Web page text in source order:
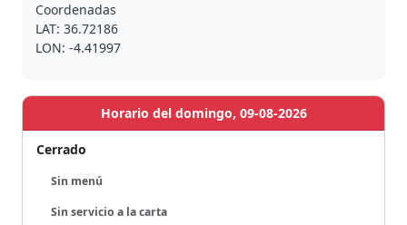
Coordenadas
LAT: 36.72186
LON: -4.41997
Horario del domingo, 09-08-2026
Cerrado
Sin menú
Sin servicio a la carta